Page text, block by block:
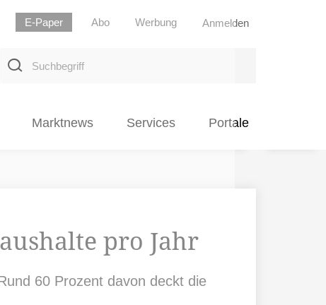
E-Paper Abo Werbung Anmelden
Suchbegriff
Marktnews Services Portale
pro Jahr
60 Prozent davon deckt die